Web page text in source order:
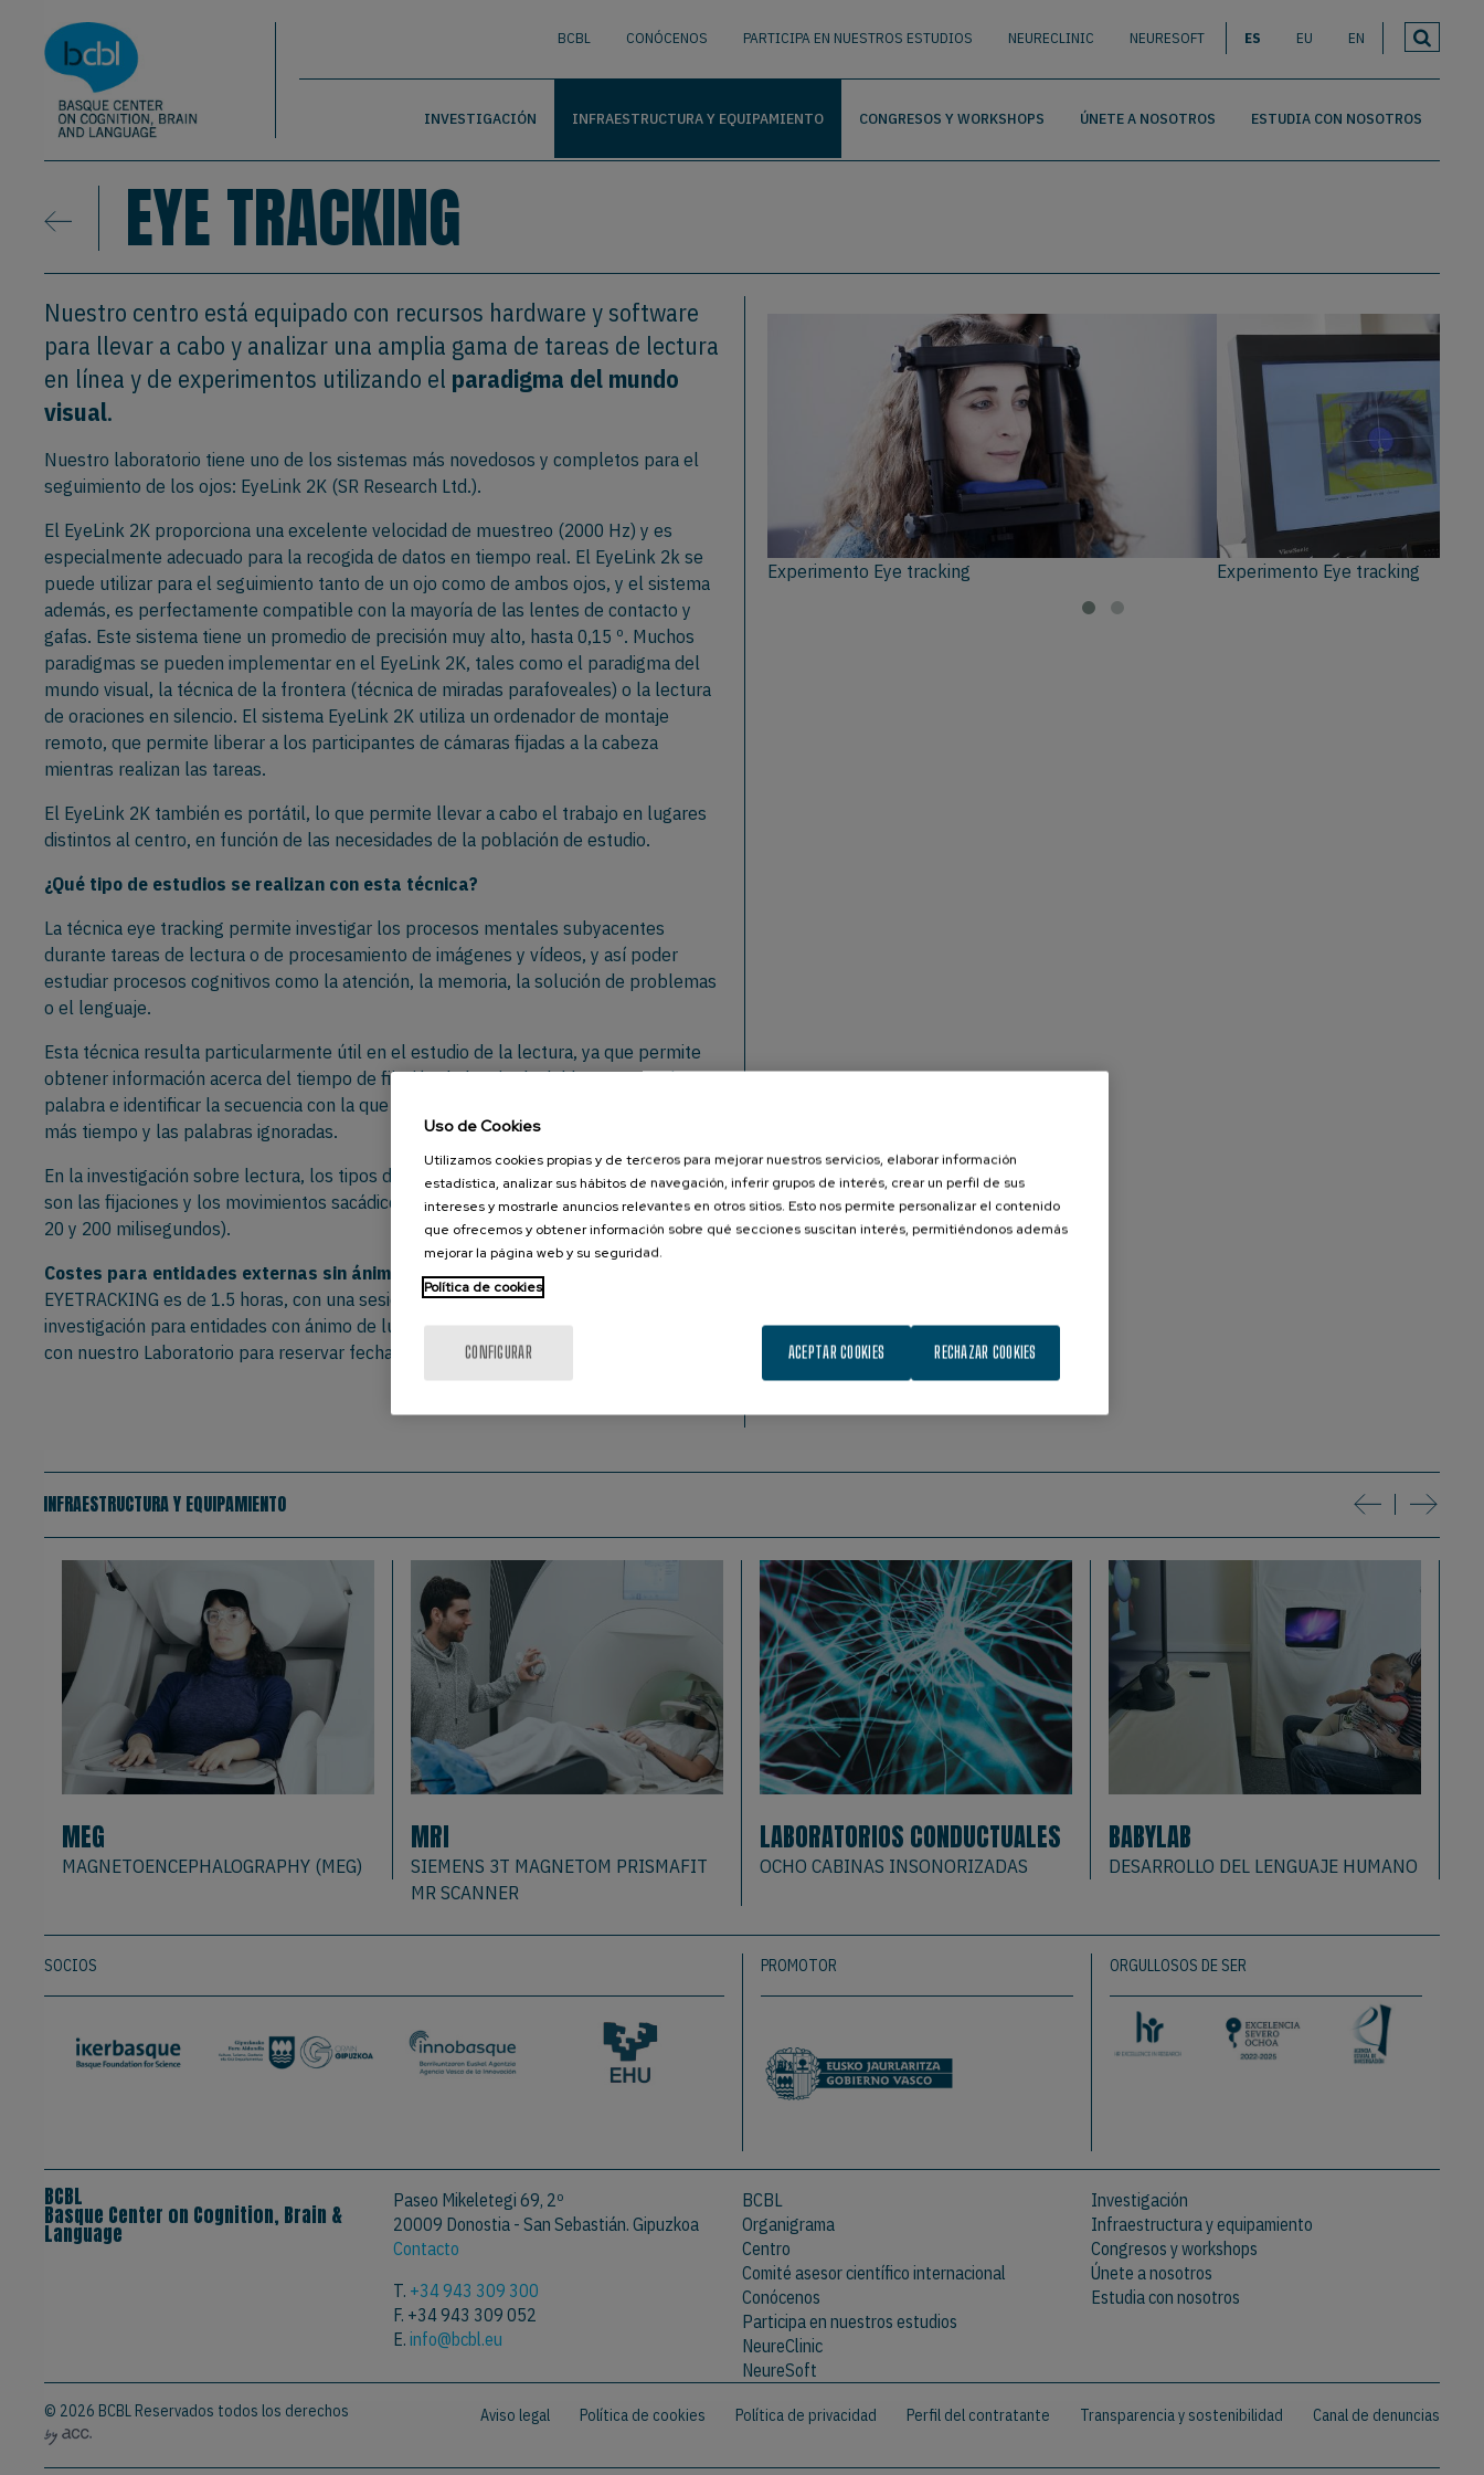
Basque Center on Cognition, Brain & Language
BCBL CONÓCENOS PARTICIPA EN NUESTROS ESTUDIOS NEURECLINIC NEURESOFT ES EU EN
BUSCAR
INVESTIGACIÓN INFRAESTRUCTURA Y EQUIPAMIENTO CONGRESOS Y WORKSHOPS ÚNETE A NOSOTROS ESTUDIA CON NOSOTROS
EYE TRACKING
Nuestro centro está equipado con recursos hardware y software
para llevar a cabo y analizar una amplia gama de tareas de lectura
en línea y de experimentos utilizando el paradigma del mundo
visual.
Nuestro laboratorio tiene uno de los sistemas más novedosos y completos para el
seguimiento de los ojos: EyeLink 2K (SR Research Ltd.).
El EyeLink 2K proporciona una excelente velocidad de muestreo (2000 Hz) y es
especialmente adecuado para la recogida de datos en tiempo real. El EyeLink 2k se
puede utilizar para el seguimiento tanto de un ojo como de ambos ojos, y el sistema
además, es perfectamente compatible con la mayoría de las lentes de contacto y
gafas. Este sistema tiene un promedio de precisión muy alto, hasta 0,15 º. Muchos
paradigmas se pueden implementar en el EyeLink 2K, tales como el paradigma del
mundo visual, la técnica de la frontera (técnica de miradas parafoveales) o la lectura
de oraciones en silencio. El sistema EyeLink 2K utiliza un ordenador de montaje
remoto, que permite liberar a los participantes de cámaras fijadas a la cabeza
mientras realizan las tareas.
El EyeLink 2K también es portátil, lo que permite llevar a cabo el trabajo en lugares
distintos al centro, en función de las necesidades de la población de estudio.
¿Qué tipo de estudios se realizan con esta técnica?
La técnica eye tracking permite investigar los procesos mentales subyacentes
durante tareas de lectura o de procesamiento de imágenes y vídeos, y así poder
estudiar procesos cognitivos como la atención, la memoria, la solución de problemas
o el lenguaje.
Esta técnica resulta particularmente útil en el estudio de la lectura, ya que permite
obtener información acerca del tiempo de fijación de la mirada del lector en cada
palabra e identificar la secuencia con la que lee una frase, las partes que requieren
más tiempo y las palabras ignoradas.
En la investigación sobre lectura, los tipos de movimiento de los ojos más relevantes
son las fijaciones y los movimientos sacádicos (movimientos rápidos que duran entre
20 y 200 milisegundos).
Costes para entidades externas sin ánimo de lucro: 100€/hr. Una sesión típica de
EYETRACKING es de 1.5 horas, con una sesión mínima de 1 hora. Los costes para
investigación para entidades con ánimo de lucro son el doble. Por favor contactad
con nuestro Laboratorio para reservar fecha y hora.
Experimento Eye tracking Experimento Eye tracking
INFRAESTRUCTURA Y EQUIPAMIENTO
MEG
MAGNETOENCEPHALOGRAPHY (MEG)
MRI
SIEMENS 3T MAGNETOM PRISMAFIT
MR SCANNER
LABORATORIOS CONDUCTUALES
OCHO CABINAS INSONORIZADAS
BABYLAB
DESARROLLO DEL LENGUAJE HUMANO
SOCIOS PROMOTOR ORGULLOSOS DE SER
BCBL
Basque Center on Cognition, Brain &
Language
Paseo Mikeletegi 69, 2º
20009 Donostia - San Sebastián. Gipuzkoa
Contacto
T. +34 943 309 300
F. +34 943 309 052
E.info@bcbl.eu
BCBL
Organigrama
Centro
Comité asesor científico internacional
Conócenos
Participa en nuestros estudios
NeureClinic
NeureSoft
Investigación
Infraestructura y equipamiento
Congresos y workshops
Únete a nosotros
Estudia con nosotros
© 2026 BCBL Reservados todos los derechos Aviso legal Política de cookies Política de privacidad Perfil del contratante Transparencia y sostenibilidad Canal de denuncias
Uso de Cookies
Utilizamos cookies propias y de terceros para mejorar nuestros servicios, elaborar información
estadística, analizar sus hábitos de navegación, inferir grupos de interés, crear un perfil de sus
intereses y mostrarle anuncios relevantes en otros sitios. Esto nos permite personalizar el contenido
que ofrecemos y obtener información sobre qué secciones suscitan interés, permitiéndonos además
mejorar la página web y su seguridad.
Política de cookies
CONFIGURAR RECHAZAR COOKIES
ACEPTAR COOKIES